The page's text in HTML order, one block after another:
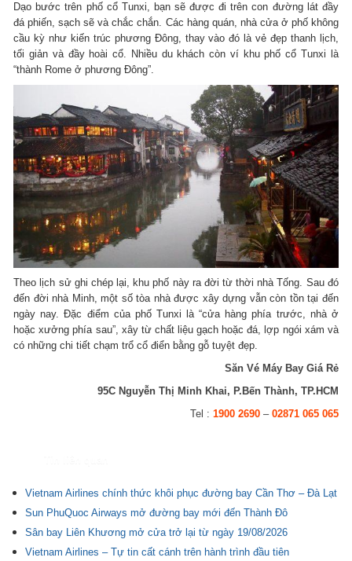
Dạo bước trên phố cổ Tunxi, bạn sẽ được đi trên con đường lát đầy
đá phiến, sạch sẽ và chắc chắn. Các hàng quán, nhà cửa ở phố không
cầu kỳ như kiến trúc phương Đông, thay vào đó là vẻ đẹp thanh lịch,
tối giản và đầy hoài cổ. Nhiều du khách còn ví khu phố cổ Tunxi là
“thành Rome ở phương Đông”.
Theo lịch sử ghi chép lại, khu phố này ra đời từ thời nhà Tống. Sau đó
đến đời nhà Minh, một số tòa nhà được xây dựng vẫn còn tồn tại đến
ngày nay. Đặc điểm của phố Tunxi là “cửa hàng phía trước, nhà ở
hoặc xưởng phía sau”, xây từ chất liệu gạch hoặc đá, lợp ngói xám và
có những chi tiết chạm trổ cổ điển bằng gỗ tuyệt đẹp.
Săn Vé Máy Bay Giá Rẻ
95C Nguyễn Thị Minh Khai, P.Bến Thành, TP.HCM
Tel : 1900 2690– 02871 065 065
Vietnam Airlines chính thức khôi phục đường bay Cần Thơ – Đà Lạt
Sun PhuQuoc Airways mở đường bay mới đến Thành Đô
Sân bay Liên Khương mở cửa trở lại từ ngày 19/08/2026
Vietnam Airlines – Tự tin cất cánh trên hành trình đầu tiên